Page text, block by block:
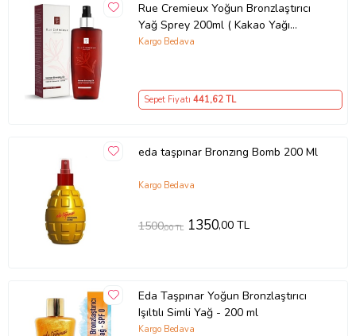
Rue Cremieux Yoğun Bronzlaştırıcı
Yağ Sprey 200ml ( Kakao Yağı
Hindistan Cevizi Yağı Havuç Yağı ) -
Kargo Bedava
Sepet Fiyatı 441,62 TL
eda taşpınar Bronzıng Bomb 200 Ml
Kargo Bedava
1500,00 TL 1350,00 TL
Eda Taşpınar Yoğun Bronzlaştırıcı
Işıltılı Simli Yağ - 200 ml
Kargo Bedava